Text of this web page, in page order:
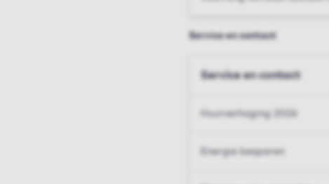
Service en contact
Service en contact
Huurverhoging 2026
Energie besparen